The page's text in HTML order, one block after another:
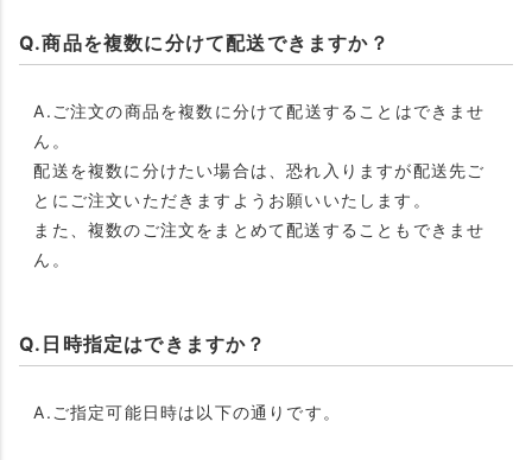
Q.商品を複数に分けて配送できますか？
A.ご注文の商品を複数に分けて配送することはできませ
ん。
配送を複数に分けたい場合は、恐れ入りますが配送先ご
とにご注文いただきますようお願いいたします。
また、複数のご注文をまとめて配送することもできませ
ん。
Q.日時指定はできますか？
A.ご指定可能日時は以下の通りです。